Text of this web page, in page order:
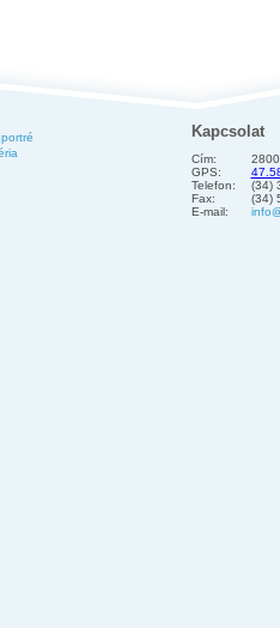
Kapcsolat
Cím:
GPS:
Telefon:
(34)
Fax:
(34)
E-mail: